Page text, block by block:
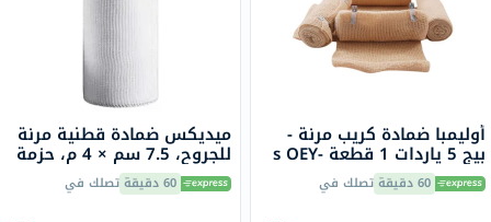
أوليمبا ضمادة كريب مرنة -
بيج 5 ياردات 1 قطعة s OEY-
111-4 60 دقيقة تصلك في
ميديكس ضمادة قطنية مرنة
للجروح، 7.5 سم × 4 م، حزمة
من 1 60 دقيقة تصلك في